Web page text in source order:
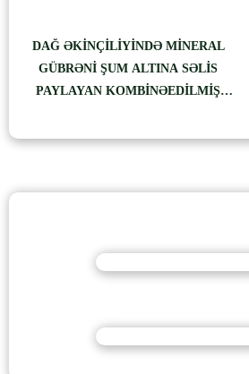
DAĞ ƏKİNÇİLİYİNDƏ MİNERAL
GÜBRƏNİ ŞUM ALTINA SƏLİS
PAYLAYAN KOMBİNƏEDİLMİŞ